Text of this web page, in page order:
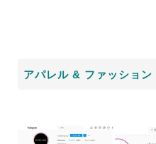
アパレル & ファッション